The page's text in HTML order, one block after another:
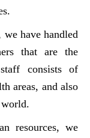
we have handled
that are the
consists of
areas, and also
world.
resources, we